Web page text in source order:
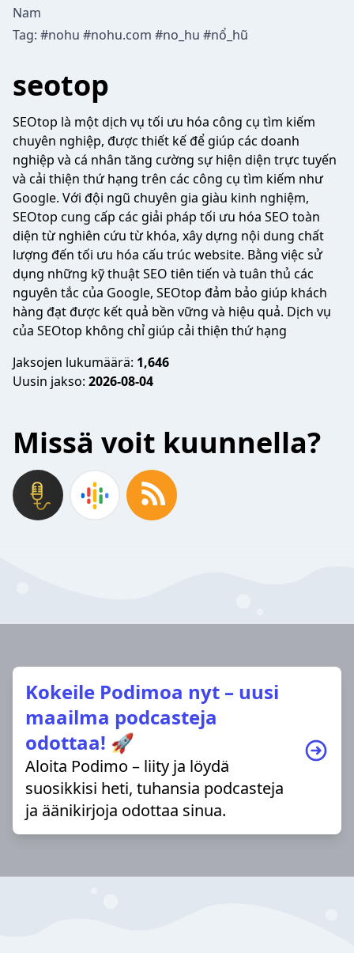
Nam
Tag: #nohu #nohu.com #no_hu #nổ_hũ
seotop
SEOtop là một dịch vụ tối ưu hóa công cụ tìm kiếm
chuyên nghiệp, được thiết kế để giúp các doanh
nghiệp và cá nhân tăng cường sự hiện diện trực tuyến
và cải thiện thứ hạng trên các công cụ tìm kiếm như
Google. Với đội ngũ chuyên gia giàu kinh nghiệm,
SEOtop cung cấp các giải pháp tối ưu hóa SEO toàn
diện từ nghiên cứu từ khóa, xây dựng nội dung chất
lượng đến tối ưu hóa cấu trúc website. Bằng việc sử
dụng những kỹ thuật SEO tiên tiến và tuân thủ các
nguyên tắc của Google, SEOtop đảm bảo giúp khách
hàng đạt được kết quả bền vững và hiệu quả. Dịch vụ
của SEOtop không chỉ giúp cải thiện thứ hạng
Jaksojen lukumäärä: 1,646
Uusin jakso: 2026-08-04
Missä voit kuunnella?
Kokeile Podimoa nyt – uusi
maailma podcasteja
odottaa! 🚀
Aloita Podimo – liity ja löydä
suosikkisi heti, tuhansia podcasteja
ja äänikirjoja odottaa sinua.